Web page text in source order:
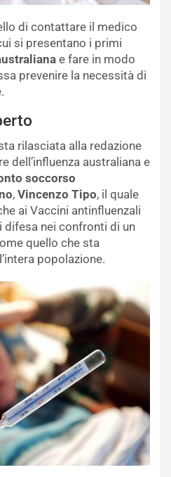
di contattare il medico
si presentano i primi
e fare in modo
prevenire la necessità di
rilasciata alla redazione
dell’influenza australiana e
soccorso
, Vincenzo Tipo, il quale
ai Vaccini antinfluenzali
nei confronti di un
quello che sta
popolazione.